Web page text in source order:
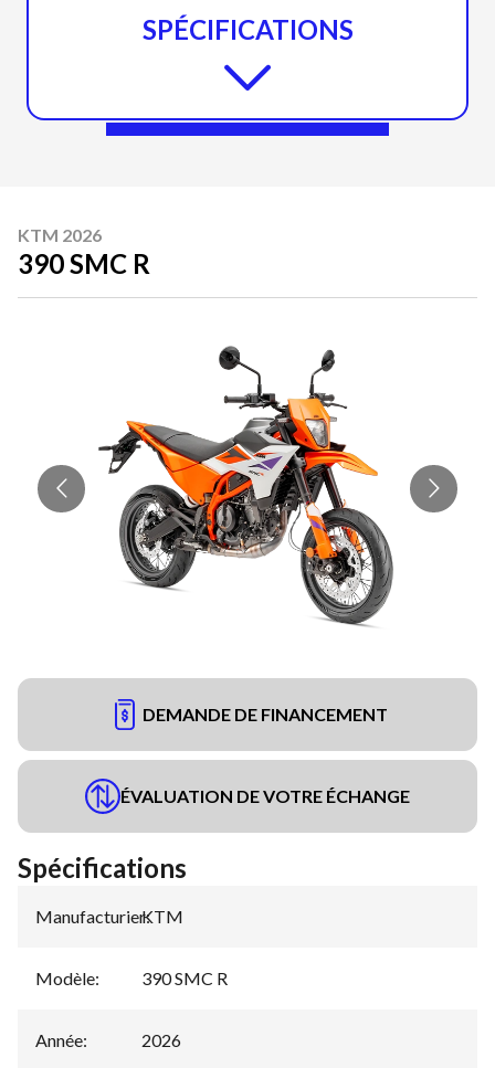
SPÉCIFICATIONS
KTM 2026
390 SMC R
DEMANDE DE FINANCEMENT
ÉVALUATION DE VOTRE ÉCHANGE
Spécifications
Manufacturier:
KTM
Modèle: 390 SMC R
Année: 2026